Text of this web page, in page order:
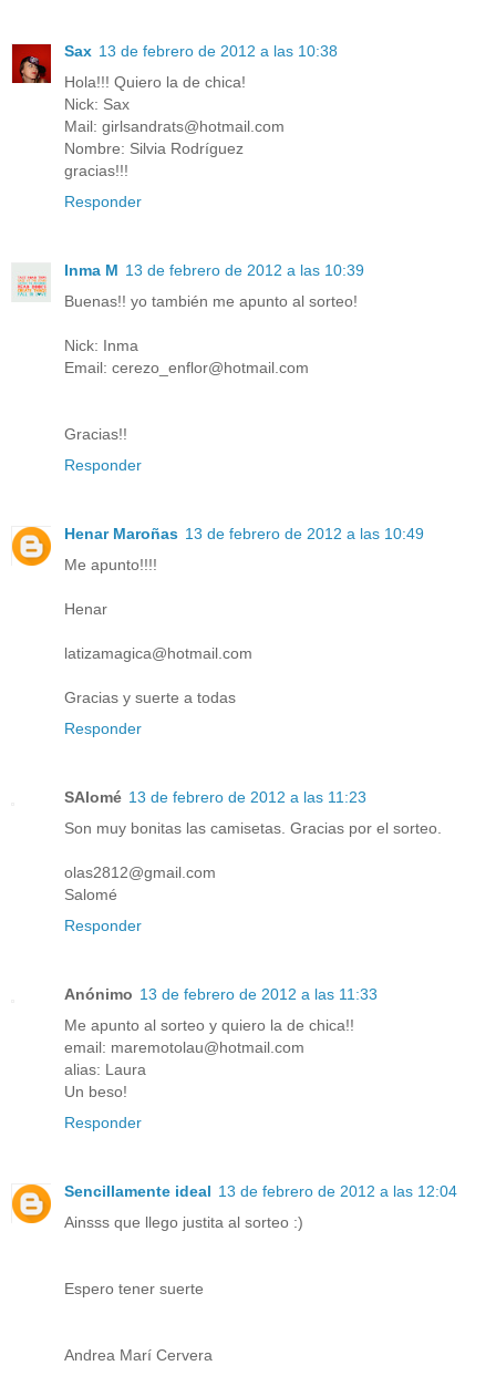
Sax 13 de febrero de 2012 a las 10:38
Hola!!! Quiero la de chica!
Nick: Sax
Mail: girlsandrats@hotmail.com
Nombre: Silvia Rodríguez
gracias!!!
Responder
Inma M 13 de febrero de 2012 a las 10:39
Buenas!! yo también me apunto al sorteo!
Nick: Inma
Email: cerezo_enflor@hotmail.com
Gracias!!
Responder
Henar Maroñas 13 de febrero de 2012 a las 10:49
Me apunto!!!!
Henar
latizamagica@hotmail.com
Gracias y suerte a todas
Responder
SAlomé 13 de febrero de 2012 a las 11:23
Son muy bonitas las camisetas. Gracias por el sorteo.
olas2812@gmail.com
Salomé
Responder
Anónimo 13 de febrero de 2012 a las 11:33
Me apunto al sorteo y quiero la de chica!!
email: maremotolau@hotmail.com
alias: Laura
Un beso!
Responder
Sencillamente ideal 13 de febrero de 2012 a las 12:04
Ainsss que llego justita al sorteo :)
Espero tener suerte
Andrea Marí Cervera